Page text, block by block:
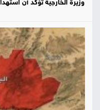
وزيرة الخارجية تؤكد أن